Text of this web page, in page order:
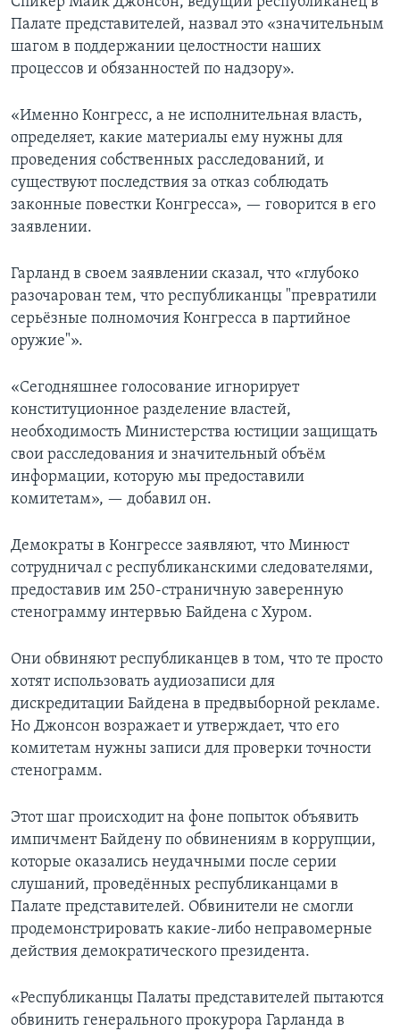
Палате представителей, назвал это «значительным
шагом в поддержании целостности наших
процессов и обязанностей по надзору».
«Именно Конгресс, а не исполнительная власть,
определяет, какие материалы ему нужны для
проведения собственных расследований, и
существуют последствия за отказ соблюдать
законные повестки Конгресса», — говорится в его
заявлении.
Гарланд в своем заявлении сказал, что «глубоко
разочарован тем, что республиканцы "превратили
серьёзные полномочия Конгресса в партийное
оружие"».
«Сегодняшнее голосование игнорирует
конституционное разделение властей,
необходимость Министерства юстиции защищать
свои расследования и значительный объём
информации, которую мы предоставили
комитетам», — добавил он.
Демократы в Конгрессе заявляют, что Минюст
сотрудничал с республиканскими следователями,
предоставив им 250-страничную заверенную
стенограмму интервью Байдена с Хуром.
Они обвиняют республиканцев в том, что те просто
хотят использовать аудиозаписи для
дискредитации Байдена в предвыборной рекламе.
Но Джонсон возражает и утверждает, что его
комитетам нужны записи для проверки точности
стенограмм.
Этот шаг происходит на фоне попыток объявить
импичмент Байдену по обвинениям в коррупции,
которые оказались неудачными после серии
слушаний, проведённых республиканцами в
Палате представителей. Обвинители не смогли
продемонстрировать какие-либо неправомерные
действия демократического президента.
«Республиканцы Палаты представителей пытаются
обвинить генерального прокурора Гарланда в